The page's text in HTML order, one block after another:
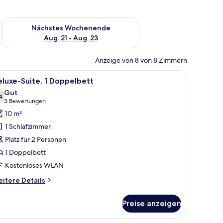
Aug. 14 - Aug. 16.
Nächstes Wochenende
Aug. 21 - Aug. 23
Überprüfe die Verfügbarkeit für nächstes Wochenende, Aug.
Anzeige von 8 von 8 Zimmern
einem Schreibtisch mit Telefon, zwei roten Sesseln, einem kleinen
Ein Hotelzimmer mit einem Bett, einem
5 Suite, 1 Doppelbett
von 10
Gut
3 Bewertungen
(3
Bewertungen)
10 m²
1 Schlafzimmer
Platz für 2 Personen
1 Doppelbett
Kostenloses WLAN
Details
Preise anzeigen